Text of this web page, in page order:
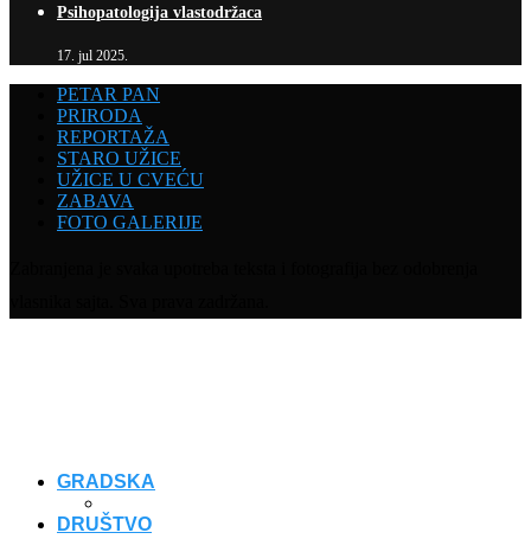
Psihopatologija vlastodržaca
17. jul 2025.
PETAR PAN
PRIRODA
REPORTAŽA
STARO UŽICE
UŽICE U CVEĆU
ZABAVA
FOTO GALERIJE
GRADSKA
DRUŠTVO